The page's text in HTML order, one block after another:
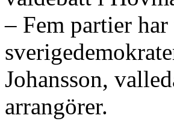
– Fem partier
Johansson,
arrangörer.